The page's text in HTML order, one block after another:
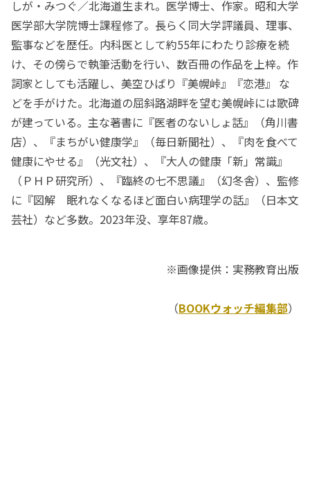
しが・みつぐ／北海道生まれ。医学博士、作家。昭和大学
医学部大学院博士課程修了。長らく同大学評議員、理事、
監事などを歴任。内科医として約55年にわたり診療を続
け、その傍らで執筆活動を行い、数百冊の作品を上梓。作
詞家としても活躍し、美空ひばり『美幌峠』『恋港』 な
どを手がけた。北海道の屈斜路湖畔を望む美幌峠には歌碑
が建っている。主な著書に『医者のないしょ話』（角川書
店）、『まちがい健康学』（毎日新聞社）、『肉を食べて
健康にやせる』（光文社）、『大人の健康「新」常識』
（ＰＨＰ研究所）、『臨終の七不思議』（幻冬舎）、監修
に『図解 眠れなくなるほど面白い病理学の話』（日本文
芸社）など多数。2023年没、享年87歳。
※画像提供：実務教育出版
（BOOKウォッチ編集部）